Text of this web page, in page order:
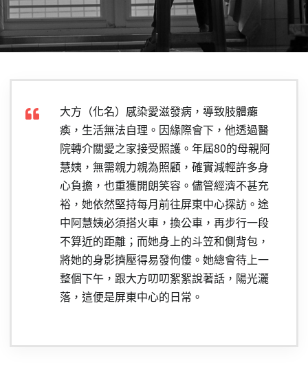
大方（化名）感染愛滋發病，導致肢體癱
瘓，生活無法自理。因緣際會下，他透過醫
院轉介關愛之家接受照護。年屆80的母親阿
慧姨，無需親力親為照顧，確實減輕許多身
心負擔，也重獲開朗笑容。儘管經濟不甚充
裕，她依然堅持每月前往屏東中心探訪。途
中阿慧姨必須搭火車，換公車，再步行一段
不算近的距離；而她身上的斗笠和側背包，
將她的身影擠壓得易發佝僂。她總會待上一
整個下午，跟大方叨叨絮絮說著話，陽光灑
落，這便是屏東中心的日常。